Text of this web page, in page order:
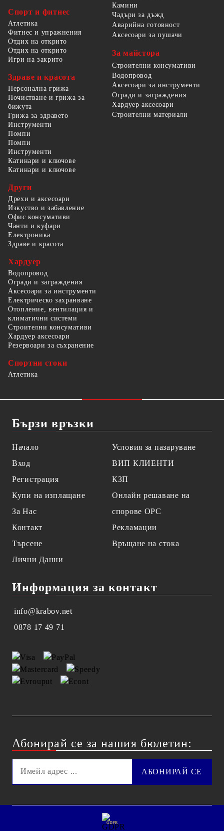
Спорт и фитнес
Атлетика
Фитнес и упражнения
Отдих на открито
Отдих на открито
Игри на закрито
Здраве и красота
Персонална грижа
Почистване и грижа за
бижута
Грижа за здравето
Камини
Чадъри за дъжд
Аварийна готовност
Аксесоари за пушачи
За майстора
Строителни консумативи
Водопровод
Аксесоари за инструменти
Огради и заграждения
Хардуер аксесоари
Строителни материали
Инструменти
Помпи
Помпи
Инструменти
Катинари и ключове
Катинари и ключове
Други
Дрехи и аксесоари
Изкуство и забавление
Офис консумативи
Чанти и куфари
Електроника
Здраве и красота
Хардуер
Водопровод
Огради и заграждения
Аксесоари за инструменти
Електрическо захранване
Отопление, вентилация и
климатични системи
Строителни консумативи
Хардуер аксесоари
Резервоари за съхранение
Спортни стоки
Атлетика
Бързи връзки
Начало
Вход
Регистрация
Купи на изплащане
За Нас
Контакт
Търсене
Лични Данни
Условия за пазаруване
ВИП КЛИЕНТИ
КЗП
Онлайн решаване на
спорове OPC
Рекламации
Връщане на стока
Информация за контакт
info@krabov.net
0878 17 49 71
Абонирай се за нашия бюлетин:
GDPR